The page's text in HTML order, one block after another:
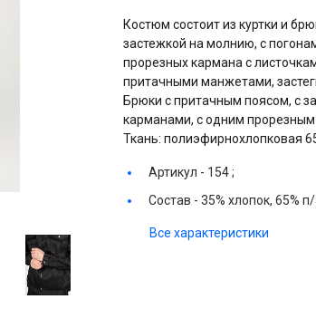
Костюм состоит из куртки и
застежкой на молнию, с
прорезных кармана с
притачными манжетами,
Брюки с притачным поясом, с
карманами, с одним
Ткань: полиэфирнохлопковая
Артикул - 154 ;
Состав -35% хлопок, 65%
Все характеристики